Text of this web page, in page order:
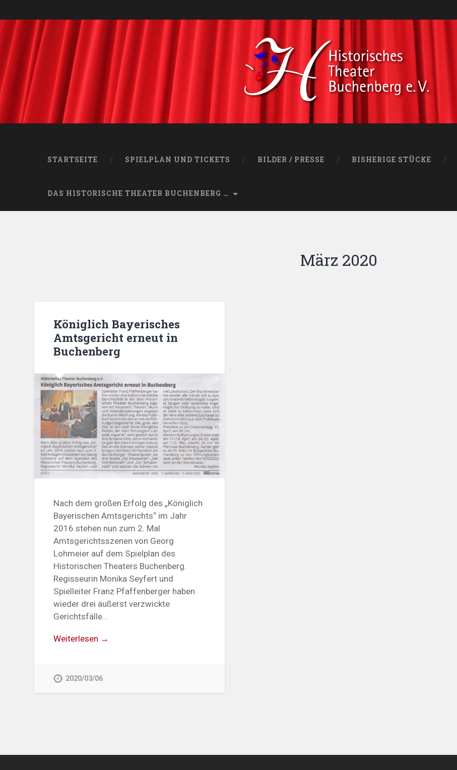
STARTSEITE SPIELPLAN UND TICKETS BILDER / PRESSE BISHERIGE STÜCKE
DAS HISTORISCHE THEATER BUCHENBERG …
März 2020
Königlich Bayerisches
Amtsgericht erneut in
Buchenberg
Nach dem großen Erfolg des „Königlich
Bayerischen Amtsgerichts“ im Jahr
2016 stehen nun zum 2. Mal
Amtsgerichtsszenen von Georg
Lohmeier auf dem Spielplan des
Historischen Theaters Buchenberg.
Regisseurin Monika Seyfert und
Spielleiter Franz Pfaffenberger haben
wieder drei äußerst verzwickte
Gerichtsfälle…
Weiterlesen →
2020/03/06